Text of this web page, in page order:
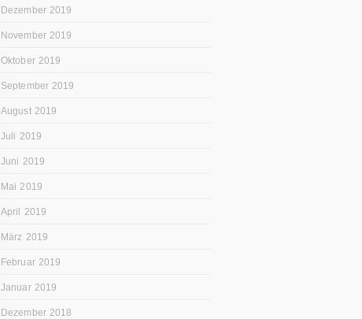
Dezember 2019
November 2019
Oktober 2019
September 2019
August 2019
Juli 2019
Juni 2019
Mai 2019
April 2019
März 2019
Februar 2019
Januar 2019
Dezember 2018